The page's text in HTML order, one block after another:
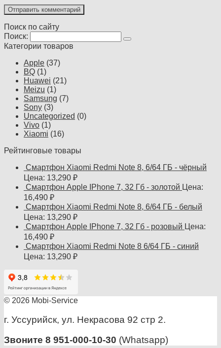
Поиск по сайту
Поиск:
Категории товаров
Apple (37)
BQ (1)
Huawei (21)
Meizu (1)
Samsung (7)
Sony (3)
Uncategorized (0)
Vivo (1)
Xiaomi (16)
Рейтинговые товары
Смартфон Xiaomi Redmi Note 8, 6/64 ГБ - чёрный
Цена: 13,290 ₽
Смартфон Apple IPhone 7, 32 Гб - золотой Цена:
16,490 ₽
Смартфон Xiaomi Redmi Note 8, 6/64 ГБ - белый
Цена: 13,290 ₽
Смартфон Apple IPhone 7, 32 Гб - розовый Цена:
16,490 ₽
Смартфон Xiaomi Redmi Note 8 6/64 ГБ - синий
Цена: 13,290 ₽
© 2026 Mobi-Service
г. Уссурийск, ул. Некрасова 92 стр 2.
Звоните 8 951-000-10-30 (Whatsapp)